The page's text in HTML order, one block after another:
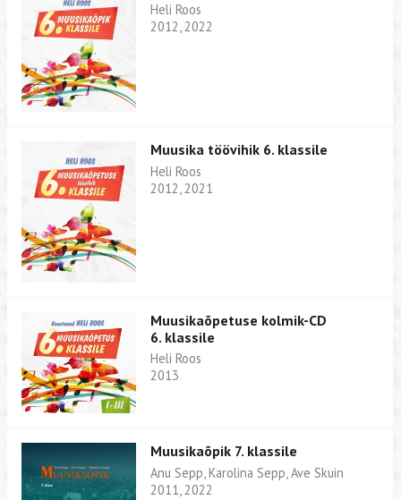
Heli Roos
2012, 2022
Muusika töövihik 6. klassile
Heli Roos
2012, 2021
Muusikaõpetuse kolmik-CD
6. klassile
Heli Roos
2013
Muusikaõpik 7. klassile
Anu Sepp, Karolina Sepp, Ave Skuin
2011, 2022